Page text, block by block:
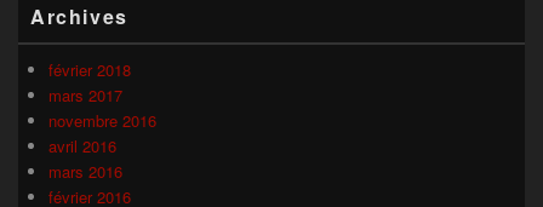
principale
de
widget
pour
barre
latérale
Archives
février 2018
mars 2017
novembre 2016
avril 2016
mars 2016
février 2016